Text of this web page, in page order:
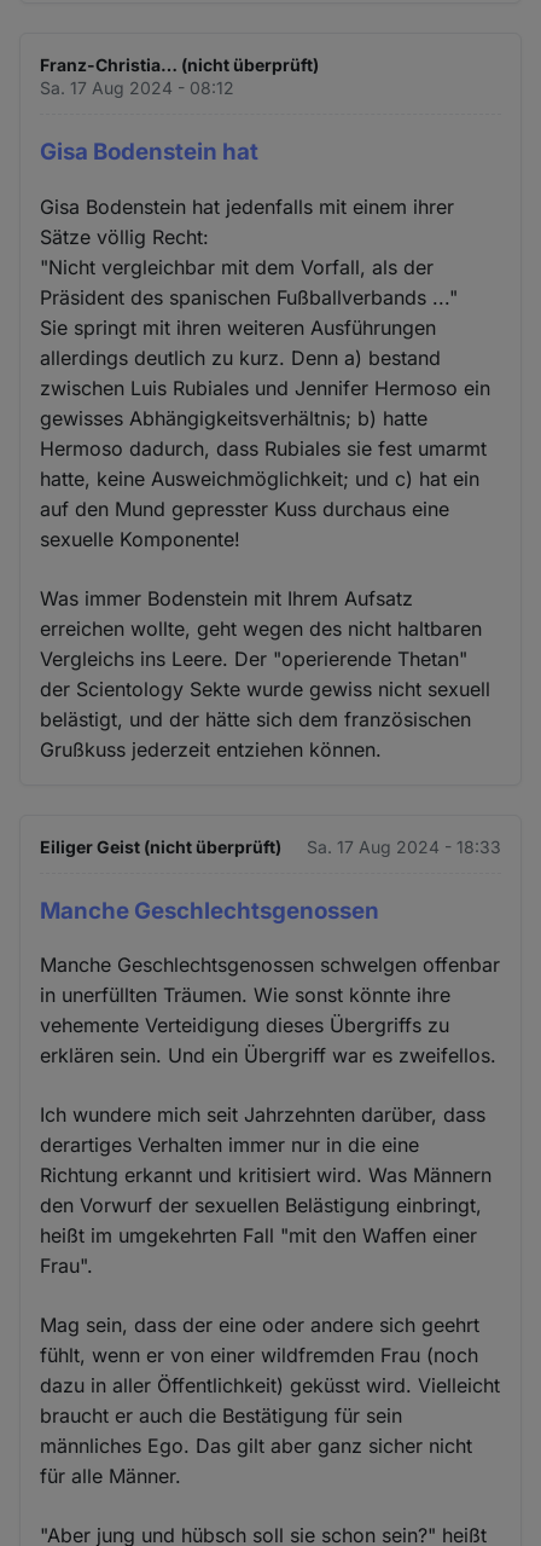
Franz-Christia… (nicht überprüft)
Sa. 17 Aug 2024 - 08:12
Gisa Bodenstein hat
Gisa Bodenstein hat jedenfalls mit einem ihrer
Sätze völlig Recht:
"Nicht vergleichbar mit dem Vorfall, als der
Präsident des spanischen Fußballverbands ..."
Sie springt mit ihren weiteren Ausführungen
allerdings deutlich zu kurz. Denn a) bestand
zwischen Luis Rubiales und Jennifer Hermoso ein
gewisses Abhängigkeitsverhältnis; b) hatte
Hermoso dadurch, dass Rubiales sie fest umarmt
hatte, keine Ausweichmöglichkeit; und c) hat ein
auf den Mund gepresster Kuss durchaus eine
sexuelle Komponente!
Was immer Bodenstein mit Ihrem Aufsatz
erreichen wollte, geht wegen des nicht haltbaren
Vergleichs ins Leere. Der "operierende Thetan"
der Scientology Sekte wurde gewiss nicht sexuell
belästigt, und der hätte sich dem französischen
Grußkuss jederzeit entziehen können.
Eiliger Geist (nicht überprüft) Sa. 17 Aug 2024 - 18:33
Manche Geschlechtsgenossen
Manche Geschlechtsgenossen schwelgen offenbar
in unerfüllten Träumen. Wie sonst könnte ihre
vehemente Verteidigung dieses Übergriffs zu
erklären sein. Und ein Übergriff war es zweifellos.
Ich wundere mich seit Jahrzehnten darüber, dass
derartiges Verhalten immer nur in die eine
Richtung erkannt und kritisiert wird. Was Männern
den Vorwurf der sexuellen Belästigung einbringt,
heißt im umgekehrten Fall "mit den Waffen einer
Frau".
Mag sein, dass der eine oder andere sich geehrt
fühlt, wenn er von einer wildfremden Frau (noch
dazu in aller Öffentlichkeit) geküsst wird. Vielleicht
braucht er auch die Bestätigung für sein
männliches Ego. Das gilt aber ganz sicher nicht
für alle Männer.
"Aber jung und hübsch soll sie schon sein?" heißt